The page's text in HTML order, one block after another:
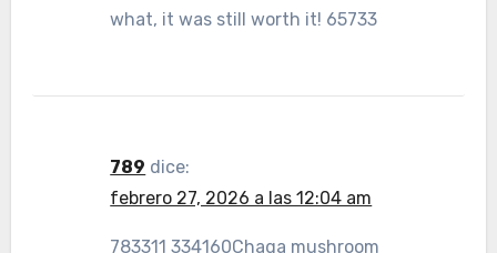
what, it was still worth it! 65733
789 dice:
febrero 27, 2026 a las 12:04 am
783311 334160Chaga mushroom